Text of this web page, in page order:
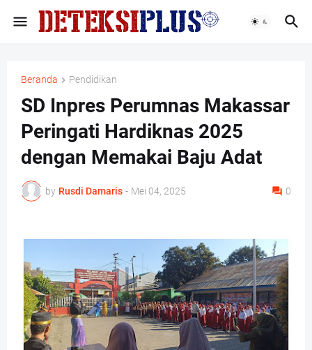
Beranda Pendidikan
SD Inpres Perumnas Makassar
Peringati Hardiknas 2025
dengan Memakai Baju Adat
by Rusdi Damaris - Mei 04, 2025 0